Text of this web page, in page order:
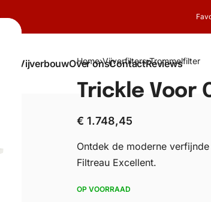
VijverbouwOver onsContactReviews
Home›Vijverfilters›Trommelfilter
Trickle Voor
€ 1.748,45
Ontdek de moderne
Filtreau Excellent.
OP VOORRAAD